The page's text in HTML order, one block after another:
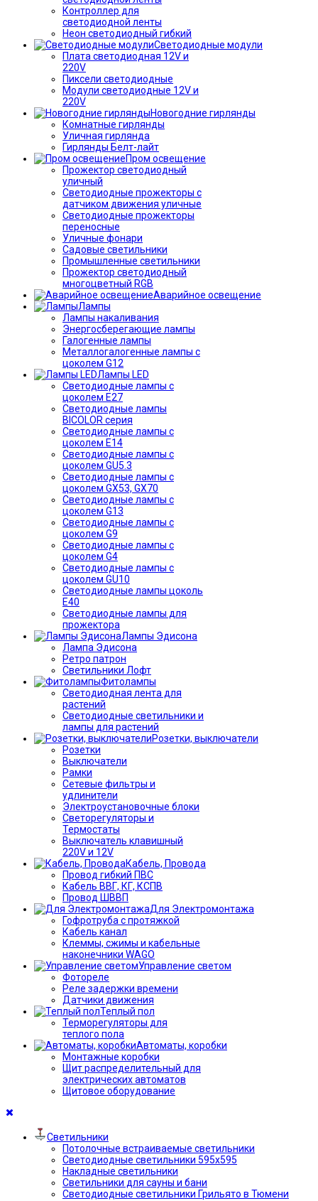
Контроллер для
светодиодной ленты
Неон светодиодный гибкий
Светодиодные модули
Плата светодиодная 12V и
220V
Пиксели светодиодные
Модули светодиодные 12V и
220V
Новогодние гирлянды
Комнатные гирлянды
Уличная гирлянда
Гирлянды Белт-лайт
Пром освещение
Прожектор светодиодный
уличный
Светодиодные прожекторы с
датчиком движения уличные
Светодиодные прожекторы
переносные
Уличные фонари
Садовые светильники
Промышленные светильники
Прожектор светодиодный
многоцветный RGB
Аварийное освещение
Лампы
Лампы накаливания
Энергосберегающие лампы
Галогенные лампы
Металлогалогенные лампы с
цоколем G12
Лампы LED
Светодиодные лампы с
цоколем E27
Светодиодные лампы
BICOLOR серия
Светодиодные лампы с
цоколем E14
Светодиодные лампы с
цоколем GU5.3
Светодиодные лампы с
цоколем GX53, GX70
Светодиодные лампы с
цоколем G13
Светодиодные лампы с
цоколем G9
Светодиодные лампы с
цоколем G4
Светодиодные лампы с
цоколем GU10
Светодиодные лампы цоколь
Е40
Светодиодные лампы для
прожектора
Лампы Эдисона
Лампа Эдисона
Ретро патрон
Светильники Лофт
Фитолампы
Светодиодная лента для
растений
Светодиодные светильники и
лампы для растений
Розетки, выключатели
Розетки
Выключатели
Рамки
Сетевые фильтры и
удлинители
Электроустановочные блоки
Светорегуляторы и
Термостаты
Выключатель клавишный
220V и 12V
Кабель, Провода
Провод гибкий ПВС
Кабель ВВГ, КГ, КСПВ
Провод ШВВП
Для Электромонтажа
Гофротруба с протяжкой
Кабель канал
Клеммы, сжимы и кабельные
наконечники WAGO
Управление светом
Фотореле
Реле задержки времени
Датчики движения
Теплый пол
Терморегуляторы для
теплого пола
Автоматы, коробки
Монтажные коробки
Щит распределительный для
электрических автоматов
Щитовое оборудование
Светильники
Потолочные встраиваемые светильники
Светодиодные светильники 595х595
Накладные светильники
Светильники для сауны и бани
Светодиодные светильники Грильято в Тюмени